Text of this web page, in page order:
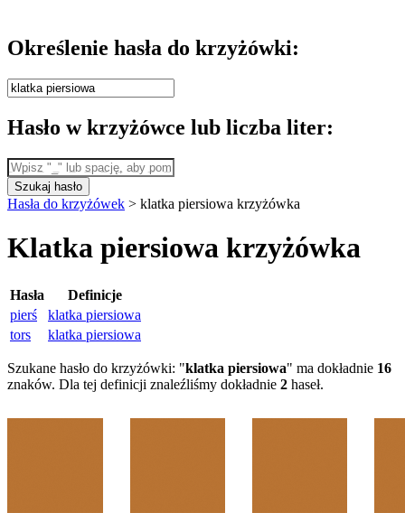
Określenie hasła do krzyżówki:
Hasło w krzyżówce lub liczba liter:
Szukaj hasło
Hasła do krzyżówek > klatka piersiowa krzyżówka
Klatka piersiowa krzyżówka
Hasła
Definicje
pierś
klatka piersiowa
tors
klatka piersiowa
Szukane hasło do krzyżówki: "klatka piersiowa" ma dokładnie 16
znaków. Dla tej definicji znaleźliśmy dokładnie 2 haseł.